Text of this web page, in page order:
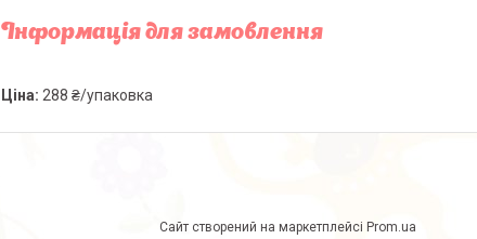
Інформація для замовлення
Ціна: 288 ₴/упаковка
Сайт створений на маркетплейсі Prom.ua